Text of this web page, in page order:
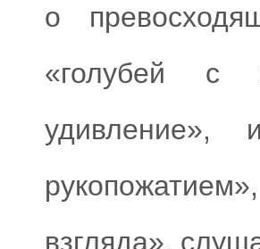
о
«голубей с
удивление»,
взгляда»,